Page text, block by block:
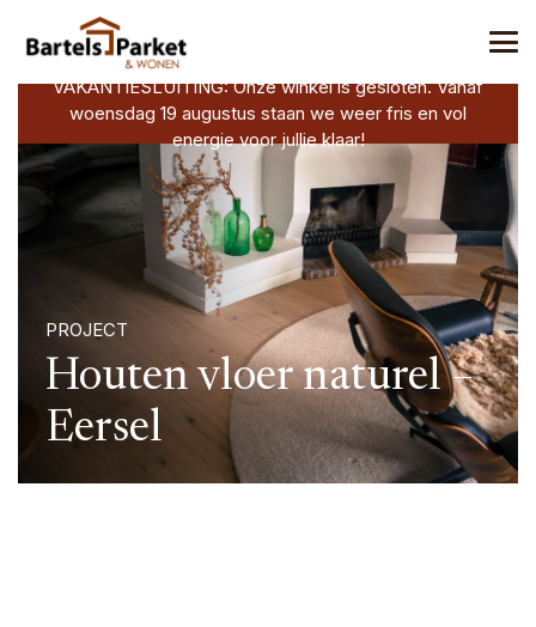
VAKANTIESLUITING: Onze winkel is gesloten. Vanaf
woensdag 19 augustus staan we weer fris en vol
energie voor jullie klaar!
PROJECT
Houten vloer naturel –
Eersel